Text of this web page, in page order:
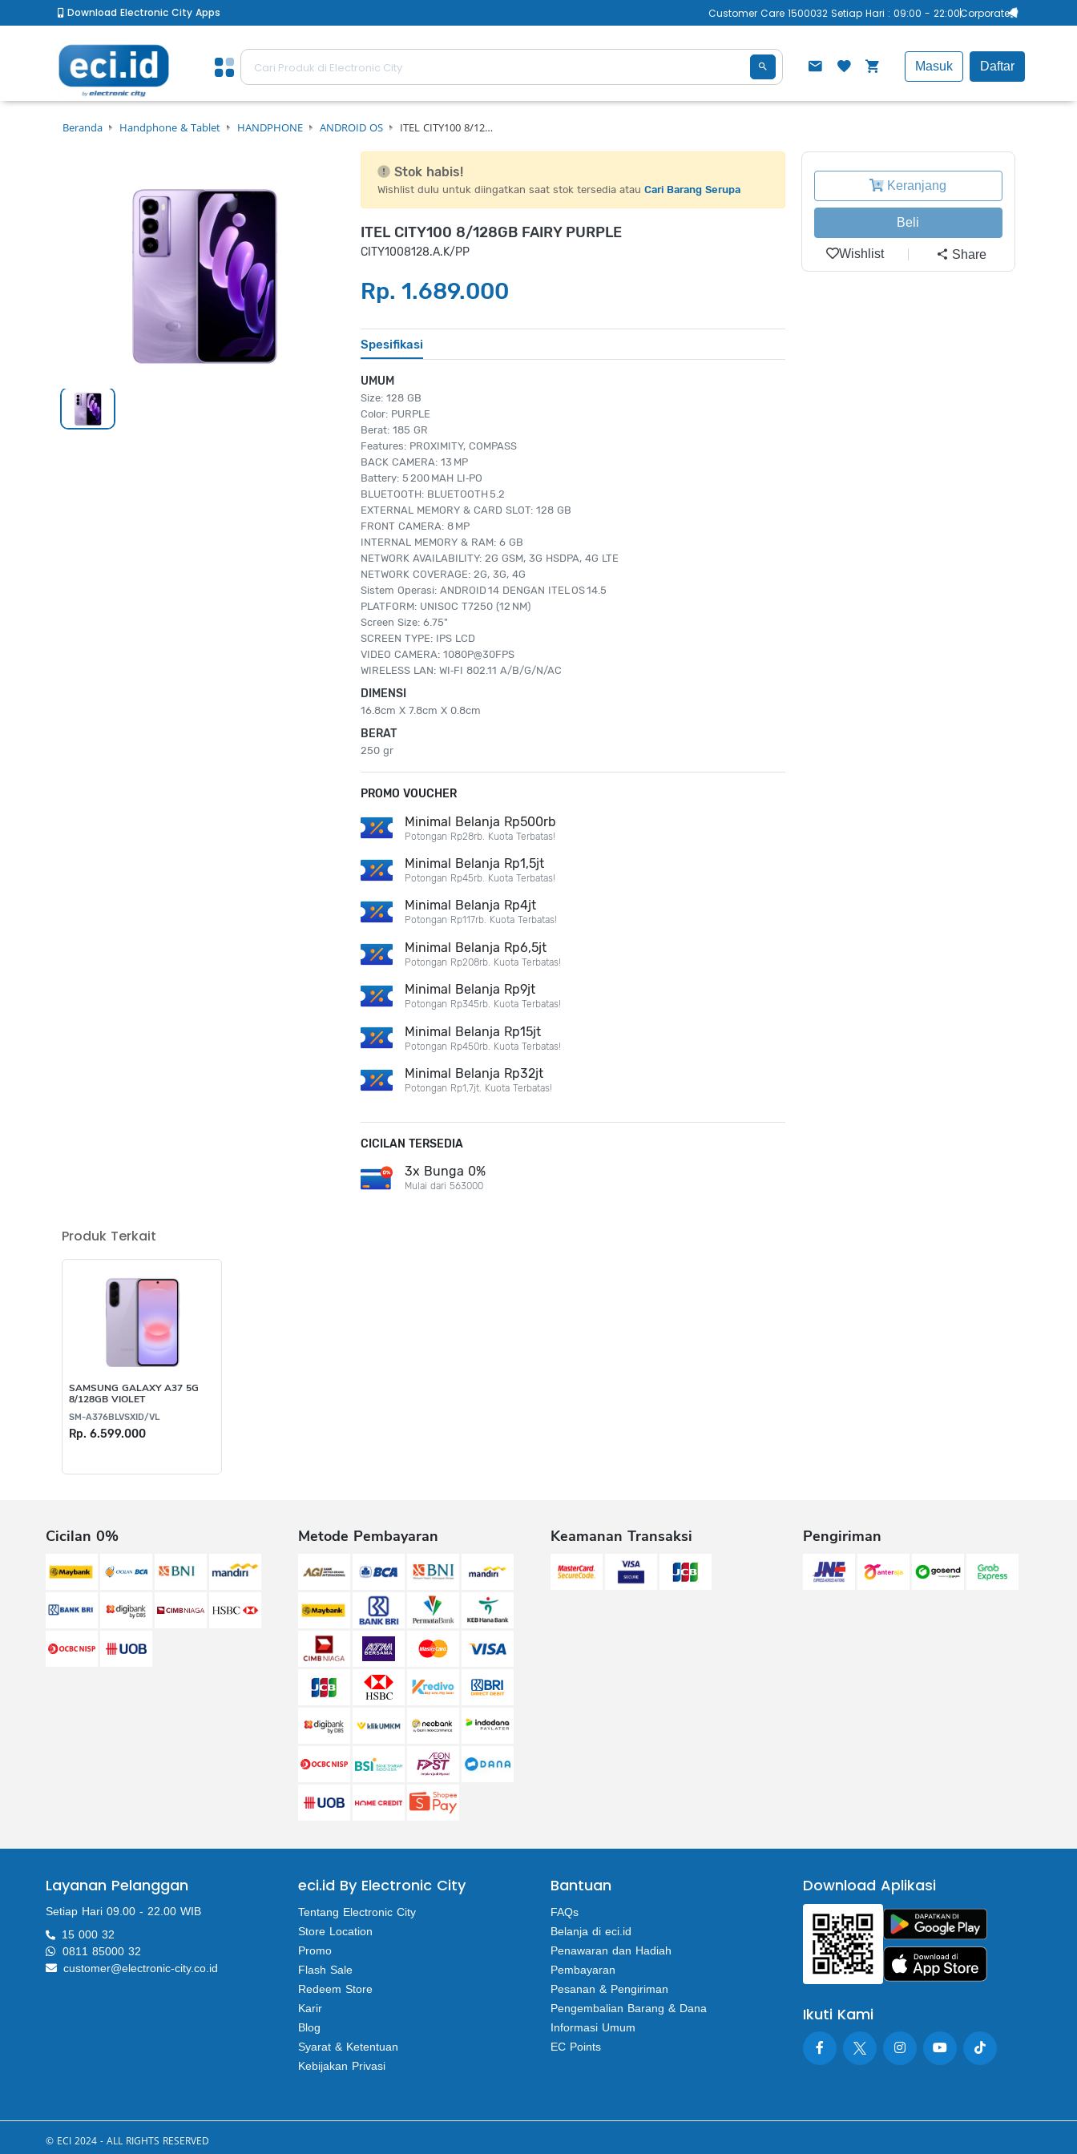
Download Electronic City Apps Customer Care 1500032 Setiap Hari : 09:00 - 22:00Corporate
Masuk Daftar
Beranda Handphone & Tablet HANDPHONE ANDROID OS ITEL CITY100 8/12…
Stok habis!
Wishlist dulu untuk diingatkan saat stok tersedia atauCari Barang Serupa
ITEL CITY100 8/128GB FAIRY PURPLE
CITY1008128.A.K/PP
Rp. 1.689.000
Spesifikasi
UMUM
Size: 128 GB
Color: PURPLE
Berat: 185 GR
Features: PROXIMITY, COMPASS
BACK CAMERA: 13 MP
Battery: 5 200 MAH LI‑PO
BLUETOOTH: BLUETOOTH 5.2
EXTERNAL MEMORY & CARD SLOT: 128 GB
FRONT CAMERA: 8 MP
INTERNAL MEMORY & RAM: 6 GB
NETWORK AVAILABILITY: 2G GSM, 3G HSDPA, 4G LTE
NETWORK COVERAGE: 2G, 3G, 4G
Sistem Operasi: ANDROID 14 DENGAN ITEL OS 14.5
PLATFORM: UNISOC T7250 (12 NM)
Screen Size: 6.75"
SCREEN TYPE: IPS LCD
VIDEO CAMERA: 1080P@30FPS
WIRELESS LAN: WI‑FI 802.11 A/B/G/N/AC
DIMENSI
16.8cm X 7.8cm X 0.8cm
BERAT
250 gr
PROMO VOUCHER
Minimal Belanja Rp500rb
Potongan Rp28rb. Kuota Terbatas!
Minimal Belanja Rp1,5jt
Potongan Rp45rb. Kuota Terbatas!
Minimal Belanja Rp4jt
Potongan Rp117rb. Kuota Terbatas!
Minimal Belanja Rp6,5jt
Potongan Rp208rb. Kuota Terbatas!
Minimal Belanja Rp9jt
Potongan Rp345rb. Kuota Terbatas!
Minimal Belanja Rp15jt
Potongan Rp450rb. Kuota Terbatas!
Minimal Belanja Rp32jt
Potongan Rp1,7jt. Kuota Terbatas!
CICILAN TERSEDIA
3x Bunga 0%
Mulai dari 563000
Keranjang
Beli
Wishlist Share
Produk Terkait
SAMSUNG GALAXY A37 5G
8/128GB VIOLET
SM-A376BLVSXID/VL
Rp. 6.599.000
Cicilan 0% Metode Pembayaran Keamanan Transaksi Pengiriman
Layanan Pelanggan
Setiap Hari 09.00 - 22.00 WIB
15 000 32
0811 85000 32
customer@electronic-city.co.id
eci.id By Electronic City
Tentang Electronic City
Store Location
Promo
Flash Sale
Redeem Store
Karir
Blog
Syarat & Ketentuan
Kebijakan Privasi
Bantuan
FAQs
Belanja di eci.id
Penawaran dan Hadiah
Pembayaran
Pesanan & Pengiriman
Pengembalian Barang & Dana
Informasi Umum
EC Points
Download Aplikasi
Ikuti Kami
© ECI 2024 - ALL RIGHTS RESERVED